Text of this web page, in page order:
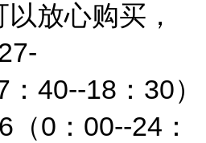
放心购买，
： 40--18 ： 30）
（0 ： 00--24 ：